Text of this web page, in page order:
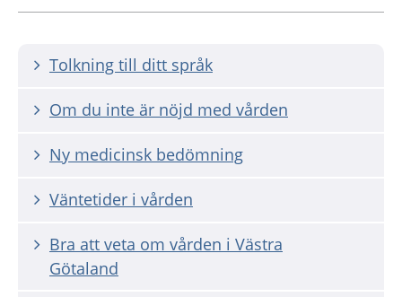
Tolkning till ditt språk
Om du inte är nöjd med vården
Ny medicinsk bedömning
Väntetider i vården
Bra att veta om vården i Västra
Götaland